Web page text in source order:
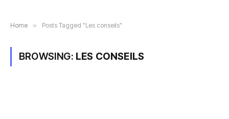
Home » Posts Tagged "Les conseils"
BROWSING: LES CONSEILS